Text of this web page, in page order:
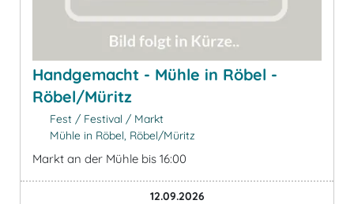
Handgemacht - Mühle in Röbel -
Röbel/Müritz
Fest / Festival / Markt
Mühle in Röbel, Röbel/Müritz
Markt an der Mühle bis 16:00
12.09.2026